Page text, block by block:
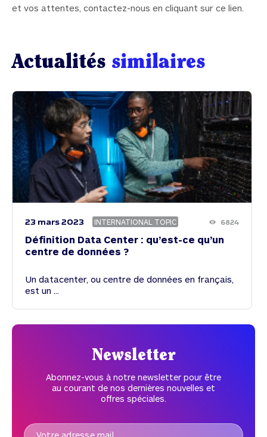
et vos attentes, contactez-nous en cliquant sur ce lien.
Actualités similaires
23 mars 2023 INTERNATIONAL TOPIC 6824
Définition Data Center : qu’est-ce qu’un
centre de données ?
Un datacenter, ou centre de données en français,
est un ...
Newsletter
Abonnez-vous à notre newsletter pour être
au courant de nos dernières nouvelles et
offres spéciales.